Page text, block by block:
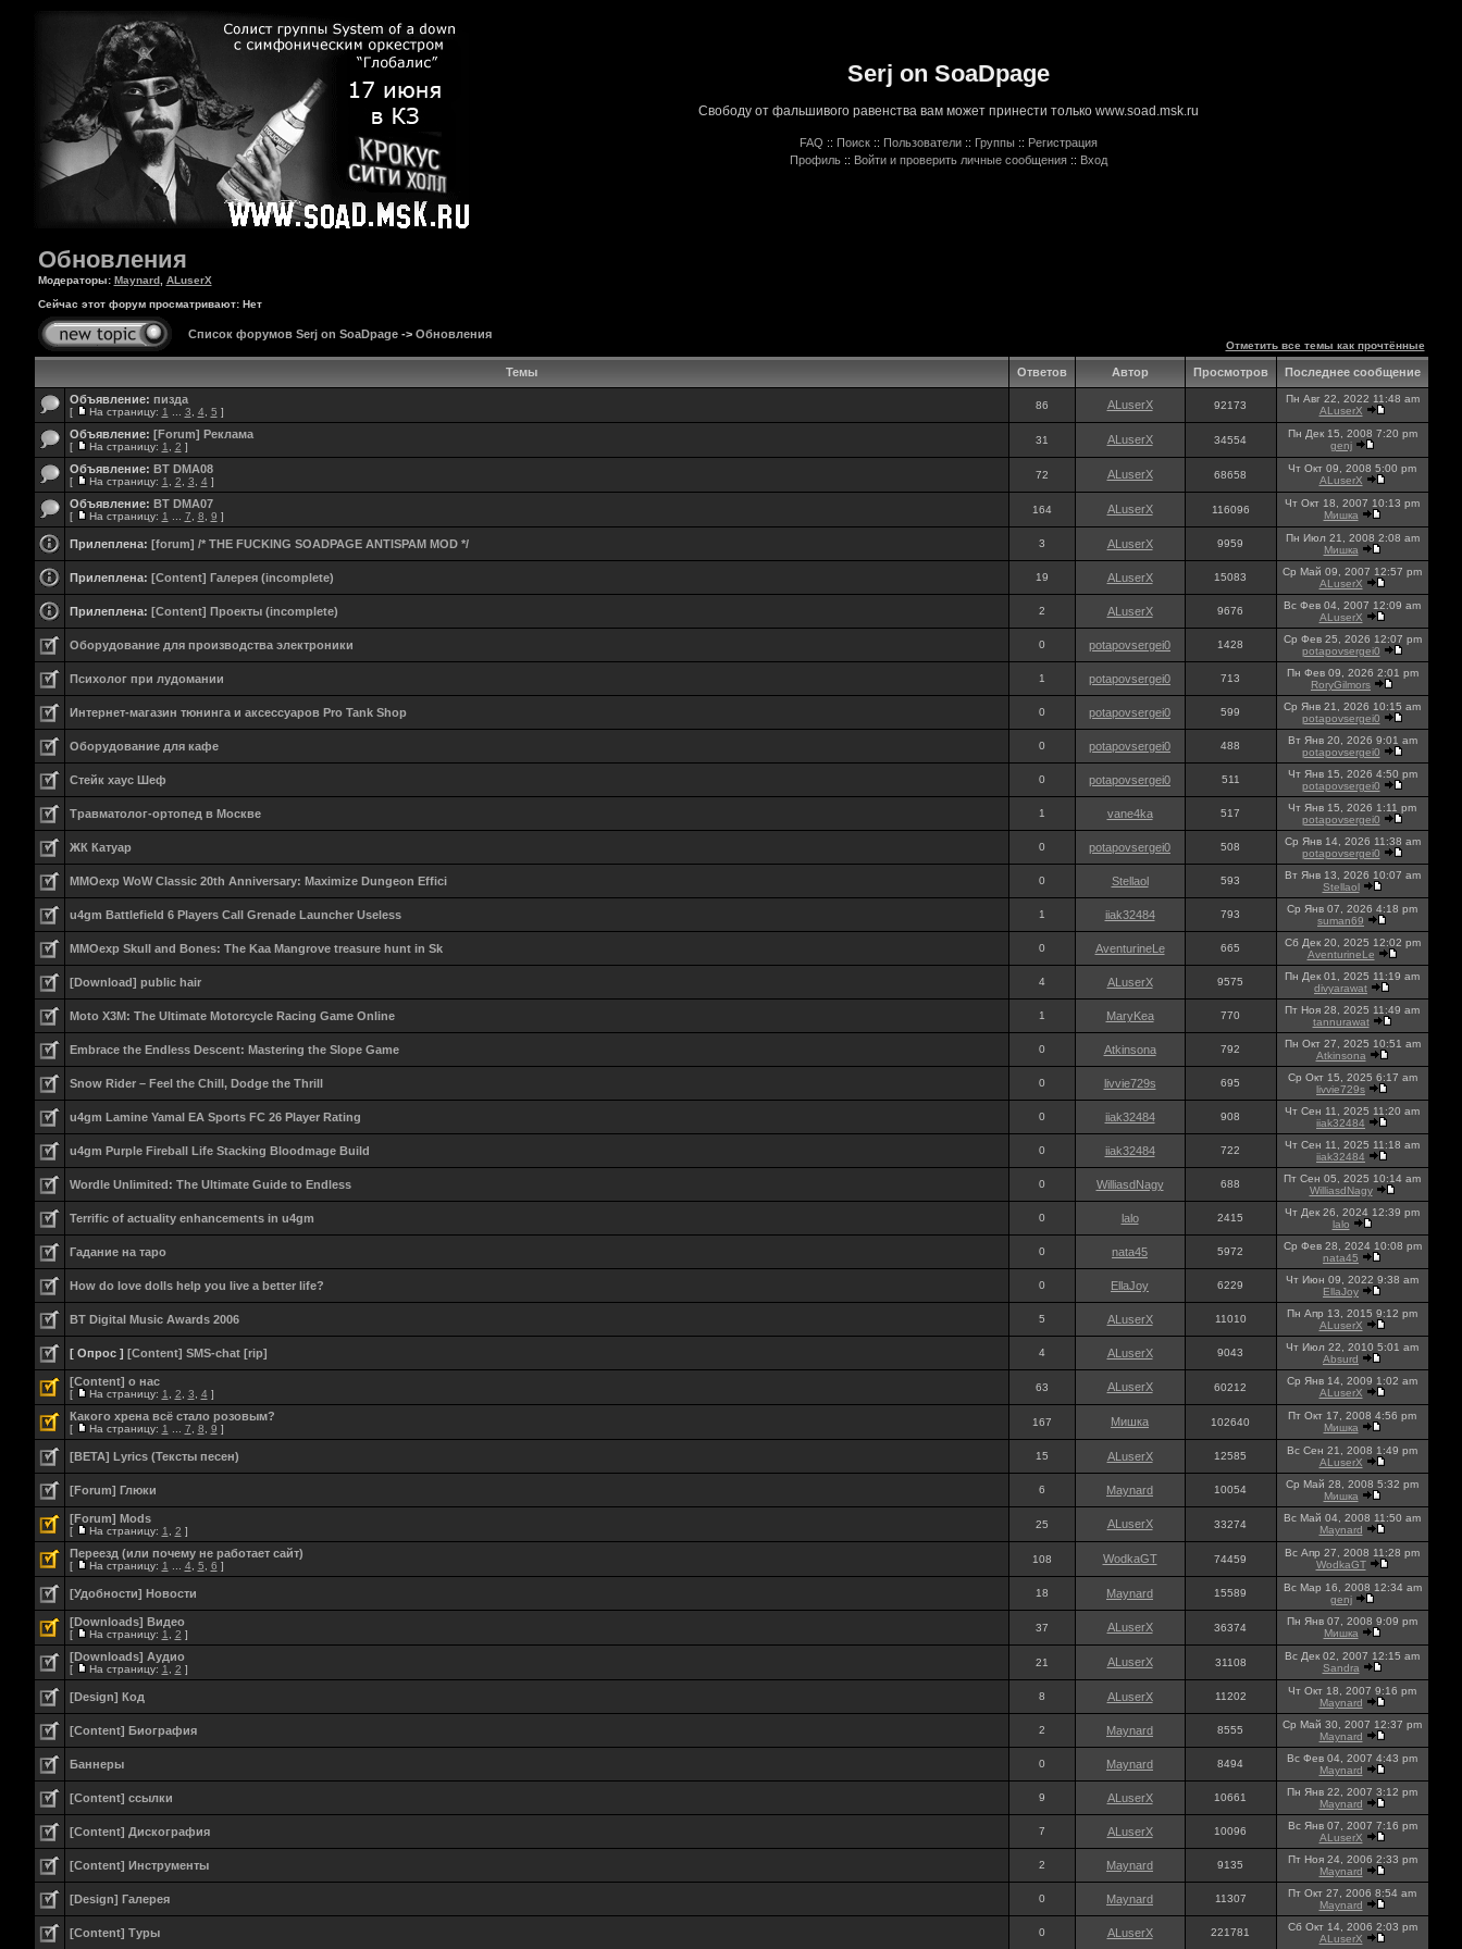
Serj on SoaDpage
Свободу от фальшивого равенства вам может принести только www.soad.msk.ru
FAQ :: Поиск :: Пользователи :: Группы :: Регистрация
Профиль :: Войти и проверить личные сообщения :: Вход
Обновления
Модераторы: Maynard, ALuserX
Сейчас этот форум просматривают: Нет
Список форумов Serj on SoaDpage-> Обновления
Отметить все темы как прочтённые
Темы Ответов Автор Просмотров Последнее сообщение
Объявление: пизда
[ На страницу: 1 3 4 5 ]
86 ALuserX 92173
Пн Авг 22, 2022 11:48 am
ALuserX
Объявление: [Forum] Реклама
[ На страницу: 1 2 ]
31 ALuserX 34554
Пн Дек 15, 2008 7:20 pm
genj
Объявление: BT DMA08
[ На страницу: 1 2 3 4 ]
72 ALuserX 68658
Чт Окт 09, 2008 5:00 pm
ALuserX
Объявление: BT DMA07
[ На страницу: 1 7 8 9 ]
164 ALuserX 116096
Чт Окт 18, 2007 10:13 pm
Мишка
Прилеплена: [forum] /* THE FUCKING SOADPAGE ANTISPAM MOD */ 3 ALuserX 9959
Пн Июл 21, 2008 2:08 am
Мишка
Прилеплена: [Content] Галерея (incomplete) 19 ALuserX 15083
Ср Май 09, 2007 12:57 pm
ALuserX
Прилеплена: [Content] Проекты (incomplete) 2 ALuserX 9676
Вс Фев 04, 2007 12:09 am
ALuserX
Оборудование для производства электроники 0 potapovsergei0 1428
Ср Фев 25, 2026 12:07 pm
potapovsergei0
Психолог при лудомании 1 potapovsergei0 713
Пн Фев 09, 2026 2:01 pm
RoryGilmors
Интернет-магазин тюнинга и аксессуаров Pro Tank Shop 0 potapovsergei0 599
Ср Янв 21, 2026 10:15 am
potapovsergei0
Оборудование для кафе 0 potapovsergei0 488
Вт Янв 20, 2026 9:01 am
potapovsergei0
Стейк хаус Шеф 0 potapovsergei0 511
Чт Янв 15, 2026 4:50 pm
potapovsergei0
Травматолог-ортопед в Москве 1 vane4ka 517
Чт Янв 15, 2026 1:11 pm
potapovsergei0
ЖК Катуар 0 potapovsergei0 508
Ср Янв 14, 2026 11:38 am
potapovsergei0
MMOexp WoW Classic 20th Anniversary: Maximize Dungeon Effici 0 Stellaol 593
Вт Янв 13, 2026 10:07 am
Stellaol
u4gm Battlefield 6 Players Call Grenade Launcher Useless 1 iiak32484 793
Ср Янв 07, 2026 4:18 pm
suman69
MMOexp Skull and Bones: The Kaa Mangrove treasure hunt in Sk 0 AventurineLe 665
Сб Дек 20, 2025 12:02 pm
AventurineLe
[Download] public hair 4 ALuserX 9575
Пн Дек 01, 2025 11:19 am
divyarawat
Moto X3M: The Ultimate Motorcycle Racing Game Online 1 MaryKea 770
Пт Ноя 28, 2025 11:49 am
tannurawat
Embrace the Endless Descent: Mastering the Slope Game 0 Atkinsona 792
Пн Окт 27, 2025 10:51 am
Atkinsona
Snow Rider – Feel the Chill, Dodge the Thrill 0 livvie729s 695
Ср Окт 15, 2025 6:17 am
livvie729s
u4gm Lamine Yamal EA Sports FC 26 Player Rating 0 iiak32484 908
Чт Сен 11, 2025 11:20 am
iiak32484
u4gm Purple Fireball Life Stacking Bloodmage Build 0 iiak32484 722
Чт Сен 11, 2025 11:18 am
iiak32484
Wordle Unlimited: The Ultimate Guide to Endless 0 WilliasdNagy 688
Пт Сен 05, 2025 10:14 am
WilliasdNagy
Terrific of actuality enhancements in u4gm 0 lalo 2415
Чт Дек 26, 2024 12:39 pm
lalo
Гадание на таро 0 nata45 5972
Ср Фев 28, 2024 10:08 pm
nata45
How do love dolls help you live a better life? 0 EllaJoy 6229
Чт Июн 09, 2022 9:38 am
EllaJoy
BT Digital Music Awards 2006 5 ALuserX 11010
Пн Апр 13, 2015 9:12 pm
ALuserX
[ Опрос ] [Content] SMS-chat [rip] 4 ALuserX 9043
Чт Июл 22, 2010 5:01 am
Absurd
[Content] о нас
[ На страницу: 1 2 3 4 ]
63 ALuserX 60212
Ср Янв 14, 2009 1:02 am
ALuserX
Какого хрена всё стало розовым?
[ На страницу: 1 7 8 9 ]
167 Мишка 102640
Пт Окт 17, 2008 4:56 pm
Мишка
[BETA] Lyrics (Тексты песен) 15 ALuserX 12585
Вс Сен 21, 2008 1:49 pm
ALuserX
[Forum] Глюки 6 Maynard 10054
Ср Май 28, 2008 5:32 pm
Мишка
[Forum] Mods
[ На страницу: 1 2 ]
25 ALuserX 33274
Вс Май 04, 2008 11:50 am
Maynard
Переезд (или почему не работает сайт)
[ На страницу: 1 4 5 6 ]
108 WodkaGT 74459
Вс Апр 27, 2008 11:28 pm
WodkaGT
[Удобности] Новости 18 Maynard 15589
Вс Мар 16, 2008 12:34 am
genj
[Downloads] Видео
[ На страницу: 1 2 ]
37 ALuserX 36374
Пн Янв 07, 2008 9:09 pm
Мишка
[Downloads] Аудио
[ На страницу: 1 2 ]
21 ALuserX 31108
Вс Дек 02, 2007 12:15 am
Sandra
[Design] Код 8 ALuserX 11202
Чт Окт 18, 2007 9:16 pm
Maynard
[Content] Биография 2 Maynard 8555
Ср Май 30, 2007 12:37 pm
Maynard
Баннеры 0 Maynard 8494
Вс Фев 04, 2007 4:43 pm
Maynard
[Content] ссылки 9 ALuserX 10661
Пн Янв 22, 2007 3:12 pm
Maynard
[Content] Дискография 7 ALuserX 10096
Вс Янв 07, 2007 7:16 pm
ALuserX
[Content] Инструменты 2 Maynard 9135
Пт Ноя 24, 2006 2:33 pm
Maynard
[Design] Галерея 0 Maynard 11307
Пт Окт 27, 2006 8:54 am
Maynard
[Content] Туры 0 ALuserX 221781
Сб Окт 14, 2006 2:03 pm
ALuserX